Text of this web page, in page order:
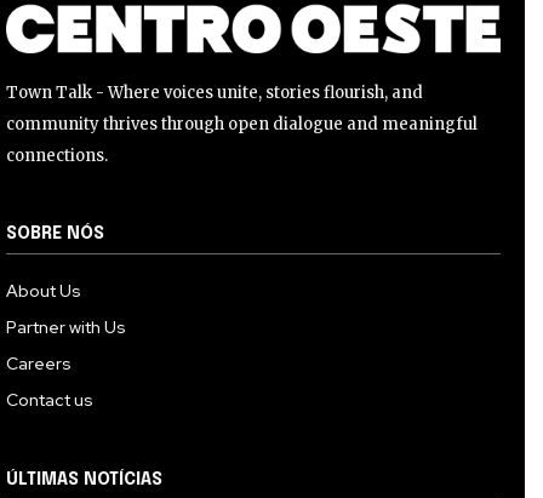
Li e aceito aPolítica de Privacidade
Town Talk - Where voices unite, stories flourish, and
community thrives through open dialogue and meaningful
connections.
SOBRE NÓS
About Us
Partner with Us
Careers
Contact us
ÚLTIMAS NOTÍCIAS